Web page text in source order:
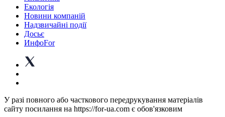
Екологія
Новини компаній
Надзвичайні події
Досьє
ИнфоFor
У разі повного або часткового передрукування матеріалів
сайту посилання на https://for-ua.com є обов'язковим